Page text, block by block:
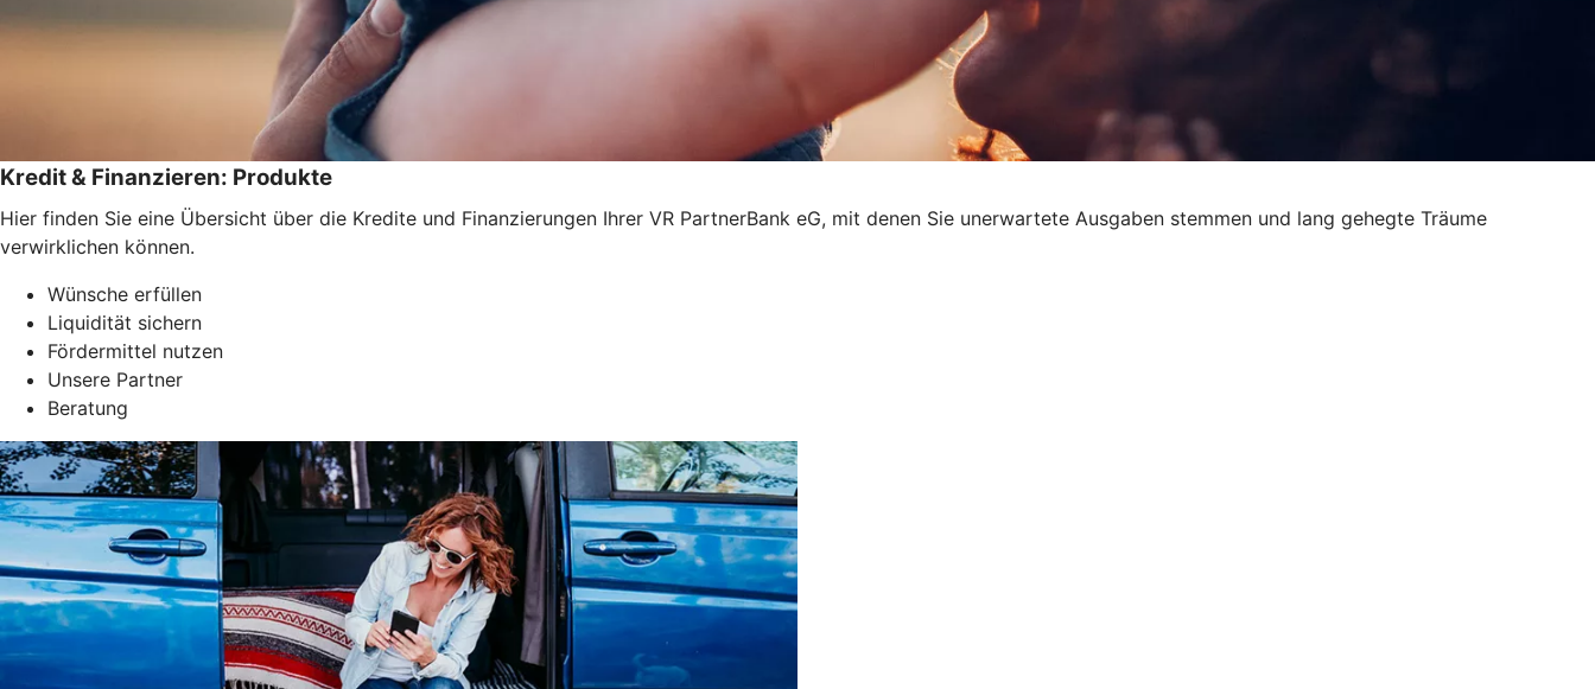
Kredit & Finanzieren: Produkte
Hier finden Sie eine Übersicht über die Kredite und Finanzierungen Ihrer VR PartnerBank eG, mit denen Sie unerwartete Ausgaben stemmen und lang gehegte Träume
verwirklichen können.
Wünsche erfüllen
Liquidität sichern
Fördermittel nutzen
Unsere Partner
Beratung